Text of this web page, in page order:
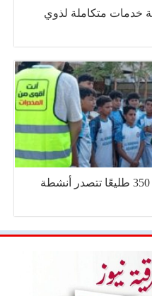
تسلم 861 بطاقة خدمات متكاملة لذوي
ورش مكافحة الإدمان بمشاركة 350 طليعًا تتصدر أنشطة